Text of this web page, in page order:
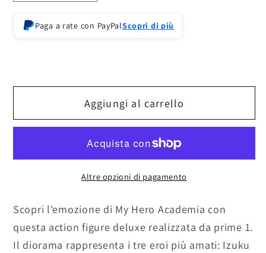
per
figure
hero
academia
bonus
cm
in
resina
per
figure
my
hero
academia
deluxe
bonus
–
cm
in
resina
Paga a rate con PayPalScopri di più
Aggiungi al carrello
Altre opzioni di pagamento
Scopri l'emozione di My Hero Academia con
questa action figure deluxe realizzata da prime 1.
Il diorama rappresenta i tre eroi più amati: Izuku